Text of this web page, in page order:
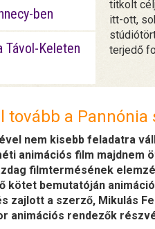
ben
Távol-Keleten
titkolt
itt-ott,
terjedő
tovább a Pannónia
nem kisebb feladatra
animációs film majdnem
filmtermésének
kötet bemutatóján
zajlott a szerző, Mikulás
animációs rendezők